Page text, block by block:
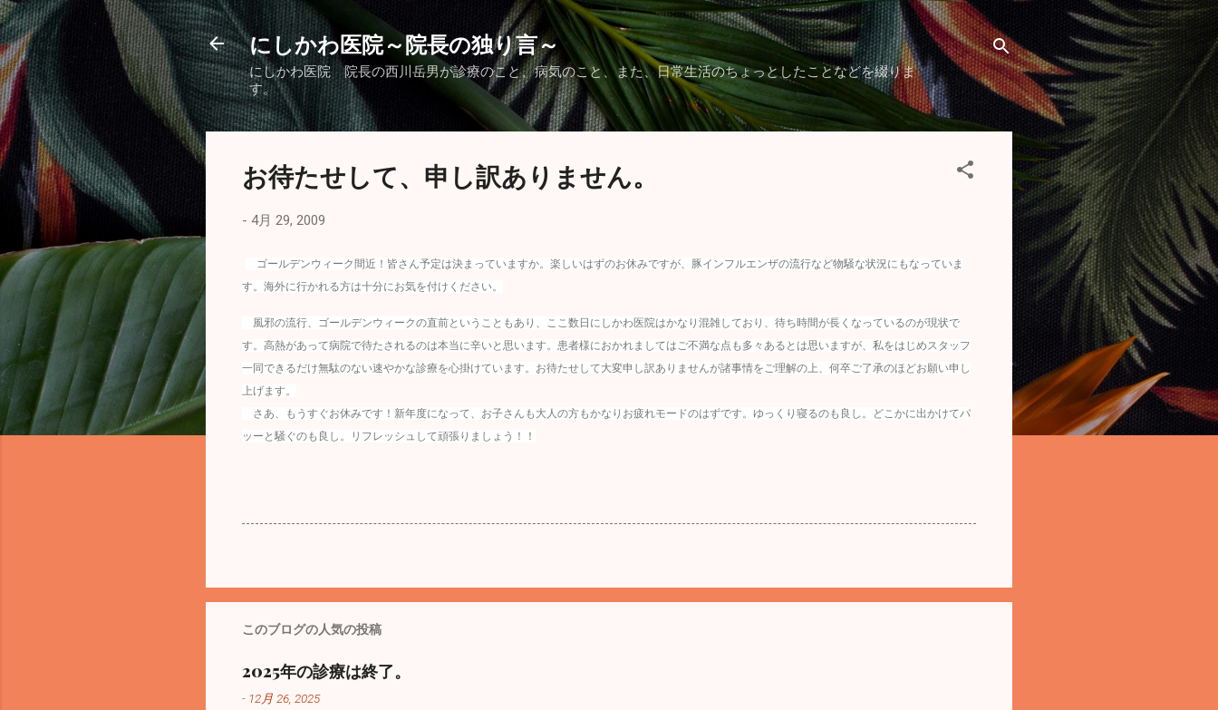
スキップしてメイン コンテンツに移動
にしかわ医院～院長の独り言～
にしかわ医院 院長の西川岳男が診療のこと、病気のこと、また、日常生活のちょっとしたことなどを綴りま
す。
お待たせして、申し訳ありません。
- 4月 29, 2009
ゴールデンウィーク間近！皆さん予定は決まっていますか。楽しいはずのお休みですが、豚インフルエンザの流行など物騒な状況にもなっていま
す。海外に行かれる方は十分にお気を付けください。
風邪の流行、ゴールデンウィークの直前ということもあり、ここ数日にしかわ医院はかなり混雑しており、待ち時間が長くなっているのが現状で
す。高熱があって病院で待たされるのは本当に辛いと思います。患者様におかれましてはご不満な点も多々あるとは思いますが、私をはじめスタッフ
一同できるだけ無駄のない速やかな診療を心掛けています。お待たせして大変申し訳ありませんが諸事情をご理解の上、何卒ご了承のほどお願い申し
上げます。
さあ、もうすぐお休みです！新年度になって、お子さんも大人の方もかなりお疲れモードのはずです。ゆっくり寝るのも良し。どこかに出かけてパ
ッーと騒ぐのも良し。リフレッシュして頑張りましょう！！
このブログの人気の投稿
2025年の診療は終了。
- 12月 26, 2025